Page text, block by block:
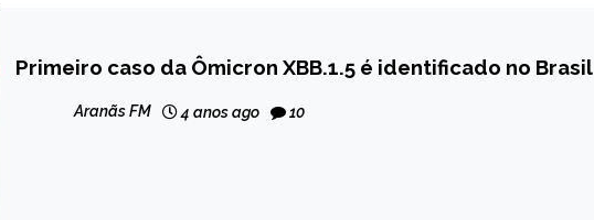
BRASIL
NOTÍCIAS
Primeiro caso da Ômicron XBB.1.5 é identificado no Brasil
Aranãs FM 4 anos ago 10